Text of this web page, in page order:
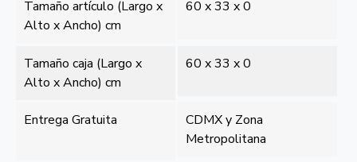
Tamaño artículo (Largo x
Alto x Ancho) cm
60 x 33 x 0
Tamaño caja (Largo x
Alto x Ancho) cm
60 x 33 x 0
Entrega Gratuita
CDMX y Zona
Metropolitana